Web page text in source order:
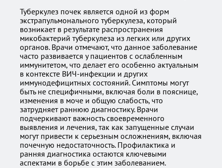
Туберкулез почек является одной из форм
экстрапульмонального туберкулеза, который
возникает в результате распространения
микобактерий туберкулеза из легких или других
органов. Врачи отмечают, что данное заболевание
часто развивается у пациентов с ослабленным
иммунитетом, что делает его особенно актуальным
в контексте ВИЧ-инфекции и других
иммунодефицитных состояний. Симптомы могут
быть не специфичными, включая боли в пояснице,
изменения в моче и общую слабость, что
затрудняет раннюю диагностику. Врачи
подчеркивают важность своевременного
выявления и лечения, так как запущенные случаи
могут привести к серьезным осложнениям, включая
почечную недостаточность. Профилактика и
ранняя диагностика остаются ключевыми
аспектами в борьбе с этим заболеванием.